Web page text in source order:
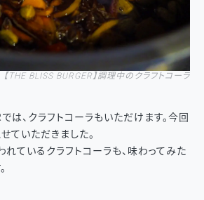
【THE BLISS BURGER】調理中のクラフトコーラ
は、クラフトコーラもいただけます。今回
ていただきました。
ているクラフトコーラも、味わってみた